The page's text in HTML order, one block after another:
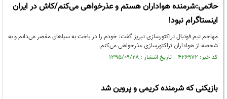
حاتمی:شرمنده هواداران هستم و عذر‌خواهی می‌کنم/کاش در ایران
اینستاگرام نبود!
مهاجم تیم فوتبال تراکتورسازی تبریز گفت: خودم را در باخت به سپاهان مقصر می‌دانم و به
شخصه از هواداران تراکتورسازی عذر‌خواهی می‌کنم.
کد خبر: ۴۲۶۹۷۲ تاریخ انتشار : ۱۳۹۵/۰۹/۲۸
بازیکنی که شرمنده کریمی و پروین شد